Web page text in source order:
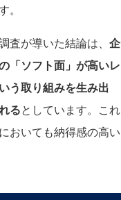
が導いた結論は、 企
「ソフト面」が高いレ
う取り組みを生み出
るとしています。これ
おいても納得感の高い